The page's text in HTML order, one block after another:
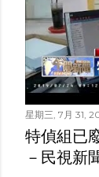
星期三, 7月 31,
特偵組已
－民視新